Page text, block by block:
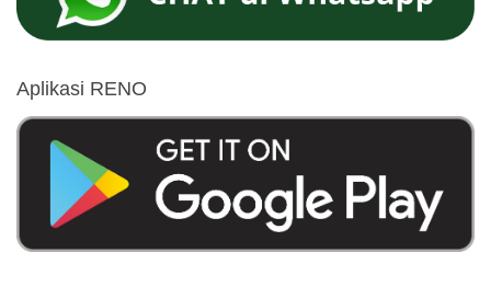
Aplikasi RENO